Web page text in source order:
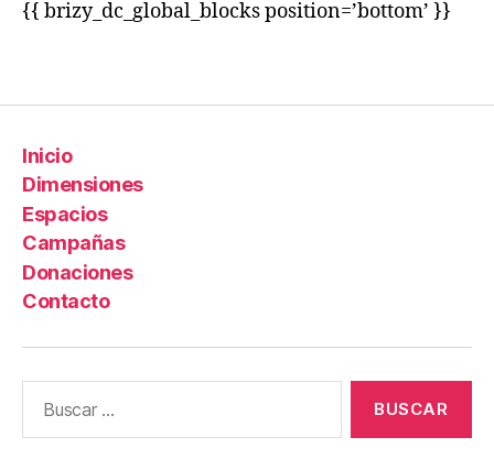
{{ brizy_dc_global_blocks position=’bottom’ }}
Inicio
Dimensiones
Espacios
Campañas
Donaciones
Contacto